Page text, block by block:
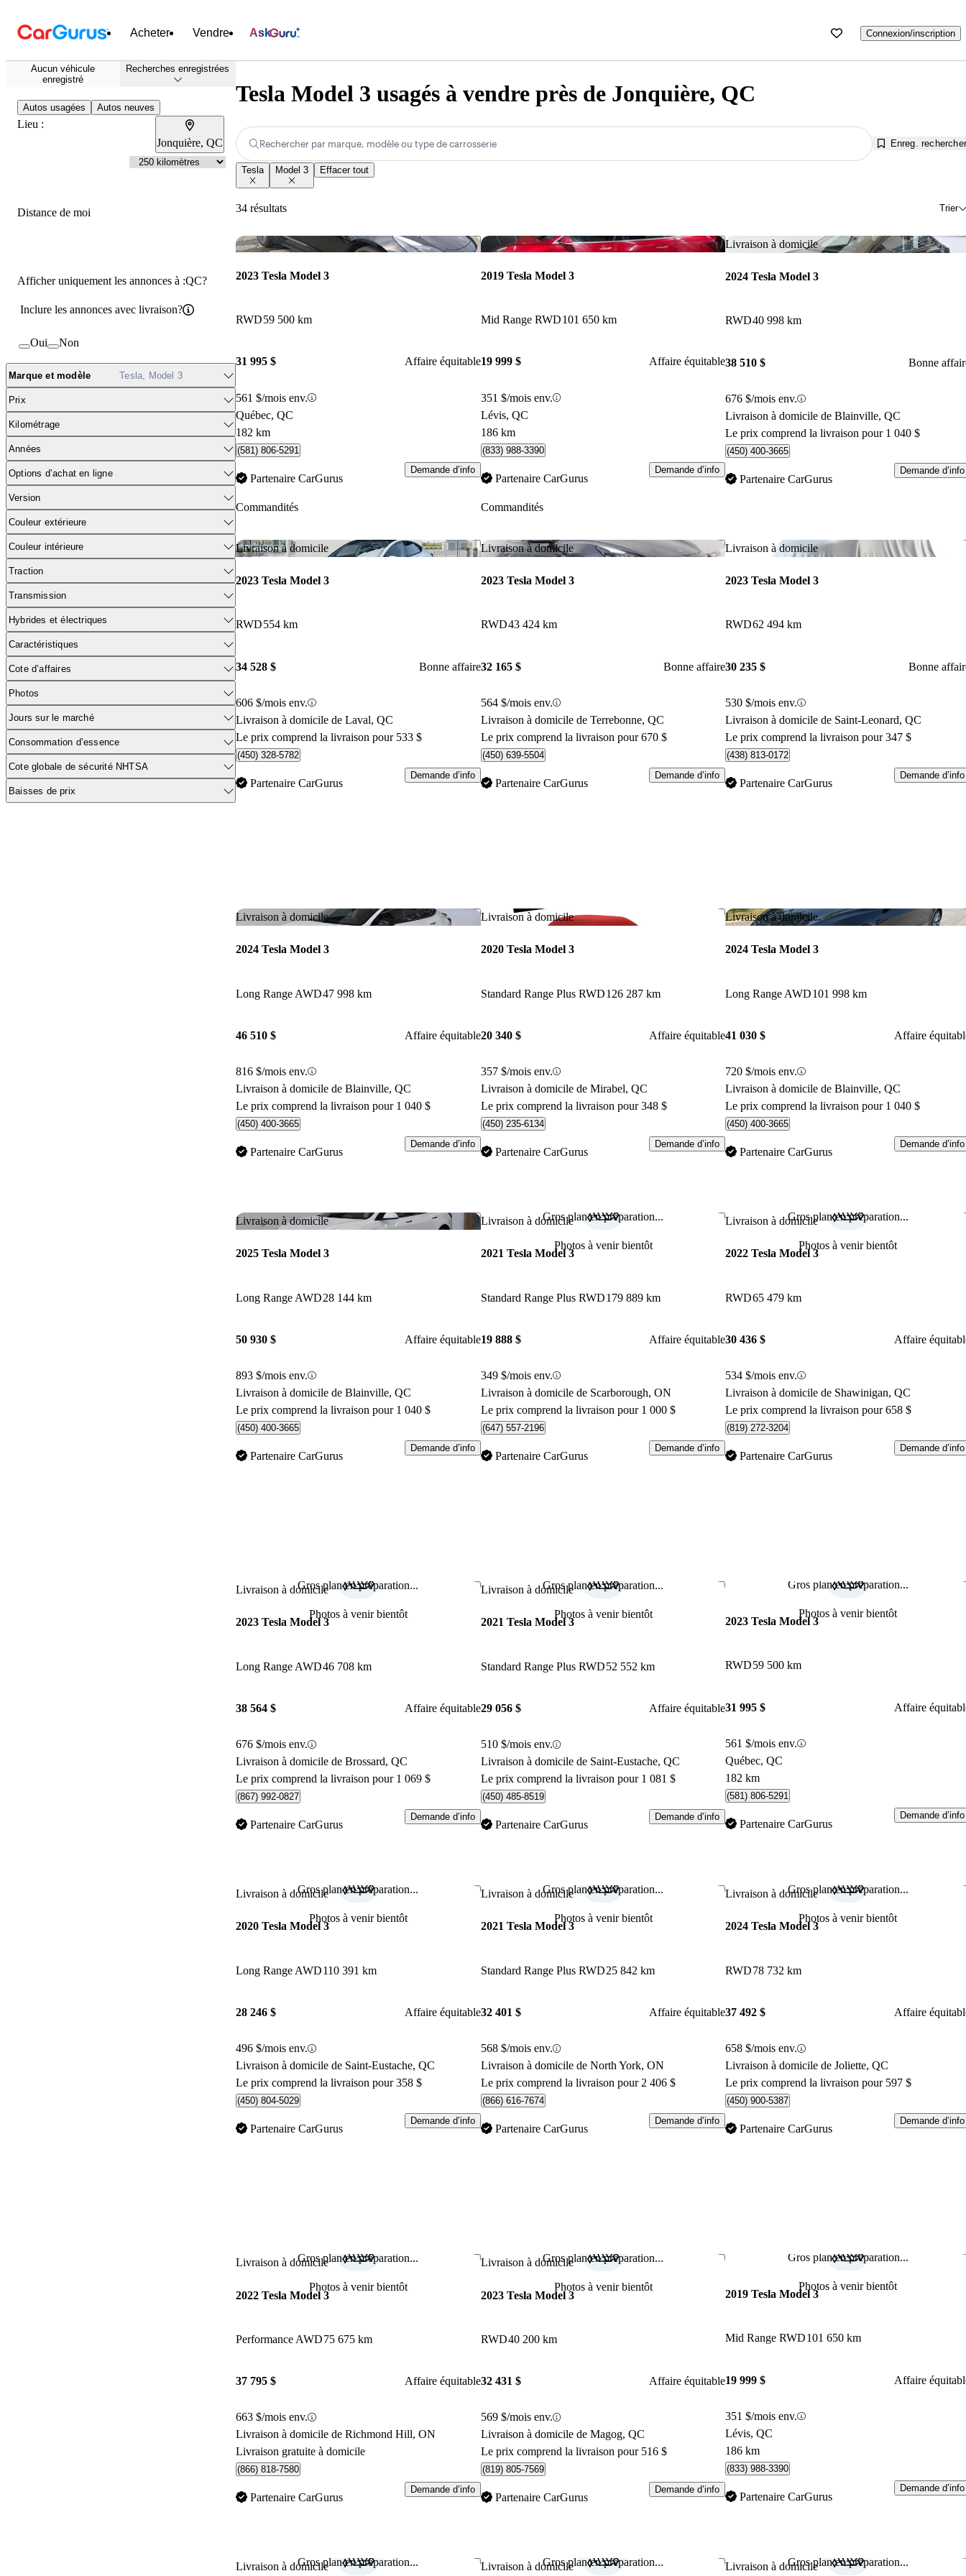
Acheter Vendre Ask Connexion/inscription
Aucun véhicule
enregistré
Recherches enregistrées
Autos usagées Autos neuves
Lieu :
Jonquière, QC
Distance de moi
Afficher uniquement les annonces à :QC?
Inclure les annonces avec livraison?
Oui Non
Marque et modèle Tesla, Model 3
Prix
Kilométrage
Années
Options d’achat en ligne
Version
Couleur extérieure
Couleur intérieure
Traction
Transmission
Hybrides et électriques
Caractéristiques
Cote d’affaires
Photos
Jours sur le marché
Consommation d’essence
Cote globale de sécurité NHTSA
Baisses de prix
Tesla Model 3 usagés à vendre près de Jonquière, QC
Rechercher par marque, modèle ou type de carrosserie Enreg. rechercher
Tesla Model 3 Effacer tout
34 résultats Trier
Enregistrer cette annonce
2023 Tesla Model 3
RWD59 500 km
31 995 $ Affaire équitable
561 $/mois env.
Québec, QC
182 km
(581) 806-5291
Partenaire CarGurus
Demande d’info
Commandités
Enregistrer cette annonce
2019 Tesla Model 3
Mid Range RWD101 650 km
19 999 $ Affaire équitable
351 $/mois env.
Lévis, QC
186 km
(833) 988-3390
Partenaire CarGurus
Demande d’info
Commandités
Livraison à domicile
2024 Tesla Model 3
RWD40 998 km
38 510 $ Bonne
676 $/mois env.
Livraison à domicile de Blainville, QC
Le prix comprend la livraison pour 1 040 $
(450) 400-3665
Partenaire CarGurus
Demande d’info
Livraison à domicile Enregistrer cette annonce
2023 Tesla Model 3
RWD554 km
34 528 $ Bonne affaire
606 $/mois env.
Livraison à domicile de Laval, QC
Le prix comprend la livraison pour 533 $
(450) 328-5782
Partenaire CarGurus
Demande d’info
Livraison à domicile Enregistrer cette annonce
2023 Tesla Model 3
RWD43 424 km
32 165 $ Bonne affaire
564 $/mois env.
Livraison à domicile de Terrebonne, QC
Le prix comprend la livraison pour 670 $
(450) 639-5504
Partenaire CarGurus
Demande d’info
Livraison à domicile
2023 Tesla Model 3
RWD62 494 km
30 235 $ Bonne
530 $/mois env.
Livraison à domicile de Saint-Leonard, QC
Le prix comprend la livraison pour 347 $
(438) 813-0172
Partenaire CarGurus
Demande d’info
Livraison à domicile Enregistrer cette annonce
2024 Tesla Model 3
Long Range AWD47 998 km
46 510 $ Affaire équitable
816 $/mois env.
Livraison à domicile de Blainville, QC
Le prix comprend la livraison pour 1 040 $
(450) 400-3665
Partenaire CarGurus
Demande d’info
Livraison à domicile Enregistrer cette annonce
2020 Tesla Model 3
Standard Range Plus RWD126 287 km
20 340 $ Affaire équitable
357 $/mois env.
Livraison à domicile de Mirabel, QC
Le prix comprend la livraison pour 348 $
(450) 235-6134
Partenaire CarGurus
Demande d’info
Livraison à domicile
2024 Tesla Model 3
Long Range AWD101 998 km
41 030 $ Affaire
720 $/mois env.
Livraison à domicile de Blainville, QC
Le prix comprend la livraison pour 1 040 $
(450) 400-3665
Partenaire CarGurus
Demande d’info
Livraison à domicile Enregistrer cette annonce
2025 Tesla Model 3
Long Range AWD28 144 km
50 930 $ Affaire équitable
893 $/mois env.
Livraison à domicile de Blainville, QC
Le prix comprend la livraison pour 1 040 $
(450) 400-3665
Partenaire CarGurus
Demande d’info
Gros plan en préparation...
Photos à venir bientôt
Livraison à domicile Enregistrer cette annonce
2021 Tesla Model 3
Standard Range Plus RWD179 889 km
19 888 $ Affaire équitable
349 $/mois env.
Livraison à domicile de Scarborough, ON
Le prix comprend la livraison pour 1 000 $
(647) 557-2196
Partenaire CarGurus
Demande d’info
Gros plan en préparation...
Photos à venir bientôt
Livraison à domicile
2022 Tesla Model 3
RWD65 479 km
30 436 $ Affaire
534 $/mois env.
Livraison à domicile de Shawinigan, QC
Le prix comprend la livraison pour 658 $
(819) 272-3204
Partenaire CarGurus
Demande d’info
Gros plan en préparation...
Photos à venir bientôt
Livraison à domicile Enregistrer cette annonce
2023 Tesla Model 3
Long Range AWD46 708 km
38 564 $ Affaire équitable
676 $/mois env.
Livraison à domicile de Brossard, QC
Le prix comprend la livraison pour 1 069 $
(867) 992-0827
Partenaire CarGurus
Demande d’info
Gros plan en préparation...
Photos à venir bientôt
Livraison à domicile Enregistrer cette annonce
2021 Tesla Model 3
Standard Range Plus RWD52 552 km
29 056 $ Affaire équitable
510 $/mois env.
Livraison à domicile de Saint-Eustache, QC
Le prix comprend la livraison pour 1 081 $
(450) 485-8519
Partenaire CarGurus
Demande d’info
Gros plan en préparation...
Photos à venir bientôt
2023 Tesla Model 3
RWD59 500 km
31 995 $ Affaire
561 $/mois env.
Québec, QC
182 km
(581) 806-5291
Partenaire CarGurus
Demande d’info
Gros plan en préparation...
Photos à venir bientôt
Livraison à domicile Enregistrer cette annonce
2020 Tesla Model 3
Long Range AWD110 391 km
28 246 $ Affaire équitable
496 $/mois env.
Livraison à domicile de Saint-Eustache, QC
Le prix comprend la livraison pour 358 $
(450) 804-5029
Partenaire CarGurus
Demande d’info
Gros plan en préparation...
Photos à venir bientôt
Livraison à domicile Enregistrer cette annonce
2021 Tesla Model 3
Standard Range Plus RWD25 842 km
32 401 $ Affaire équitable
568 $/mois env.
Livraison à domicile de North York, ON
Le prix comprend la livraison pour 2 406 $
(866) 616-7674
Partenaire CarGurus
Demande d’info
Gros plan en préparation...
Photos à venir bientôt
Livraison à domicile
2024 Tesla Model 3
RWD78 732 km
37 492 $ Affaire
658 $/mois env.
Livraison à domicile de Joliette, QC
Le prix comprend la livraison pour 597 $
(450) 900-5387
Partenaire CarGurus
Demande d’info
Gros plan en préparation...
Photos à venir bientôt
Livraison à domicile Enregistrer cette annonce
2022 Tesla Model 3
Performance AWD75 675 km
37 795 $ Affaire équitable
663 $/mois env.
Livraison à domicile de Richmond Hill, ON
Livraison gratuite à domicile
(866) 818-7580
Partenaire CarGurus
Demande d’info
Gros plan en préparation...
Photos à venir bientôt
Livraison à domicile Enregistrer cette annonce
2023 Tesla Model 3
RWD40 200 km
32 431 $ Affaire équitable
569 $/mois env.
Livraison à domicile de Magog, QC
Le prix comprend la livraison pour 516 $
(819) 805-7569
Partenaire CarGurus
Demande d’info
Gros plan en préparation...
Photos à venir bientôt
2019 Tesla Model 3
Mid Range RWD101 650 km
19 999 $ Affaire
351 $/mois env.
Lévis, QC
186 km
(833) 988-3390
Partenaire CarGurus
Demande d’info
Gros plan en préparation...
Livraison à domicile Enregistrer cette annonceGros plan en préparation...
Livraison à domicile Enregistrer cette annonceGros plan en préparation...
Livraison à domicile